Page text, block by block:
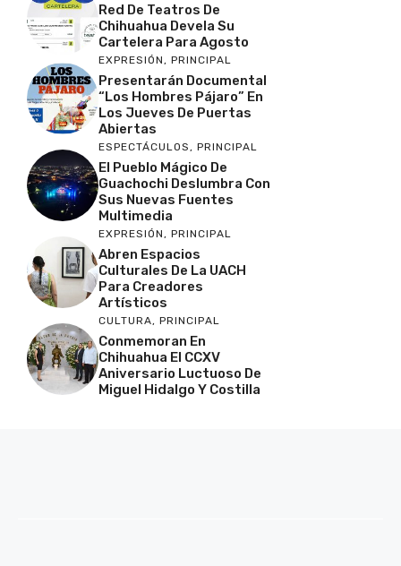
Red De Teatros De
Chihuahua Devela Su
Cartelera Para Agosto
EXPRESIÓN, PRINCIPAL
Presentarán Documental
“Los Hombres Pájaro” En
Los Jueves De Puertas
Abiertas
ESPECTÁCULOS, PRINCIPAL
El Pueblo Mágico De
Guachochi Deslumbra Con
Sus Nuevas Fuentes
Multimedia
EXPRESIÓN, PRINCIPAL
Abren Espacios
Culturales De La UACH
Para Creadores
Artísticos
CULTURA, PRINCIPAL
Conmemoran En
Chihuahua El CCXV
Aniversario Luctuoso De
Miguel Hidalgo Y Costilla